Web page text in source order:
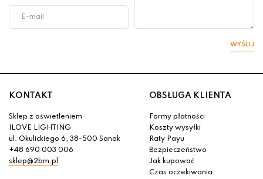
WYŚLIJ
KONTAKT
Sklep z oświetleniem
ILOVE LIGHTING
ul. Okulickiego 6, 38-500 Sanok
+48 690 003 006
sklep@2bm.pl
OBSŁUGA KLIENTA
Formy płatności
Koszty wysyłki
Raty Payu
Bezpieczeństwo
Jak kupować
Czas oczekiwania